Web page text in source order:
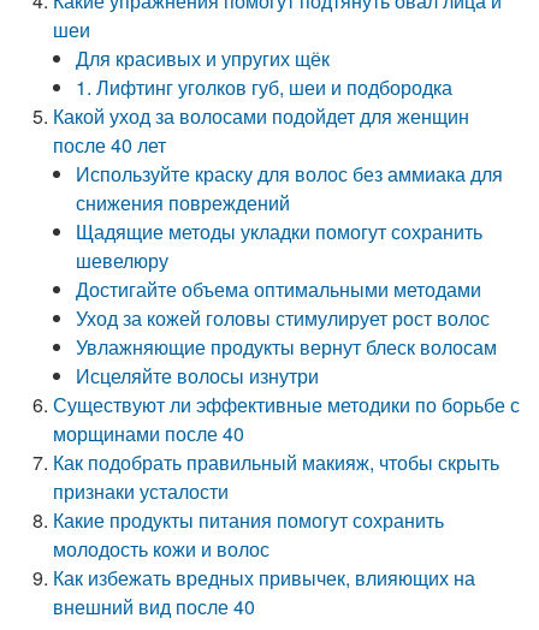
шеи
Для красивых и упругих щёк
1. Лифтинг уголков губ, шеи и подбородка
Какой уход за волосами подойдет для женщин
после 40 лет
Используйте краску для волос без аммиака для
снижения повреждений
Щадящие методы укладки помогут сохранить
шевелюру
Достигайте объема оптимальными методами
Уход за кожей головы стимулирует рост волос
Увлажняющие продукты вернут блеск волосам
Исцеляйте волосы изнутри
Существуют ли эффективные методики по борьбе с
морщинами после 40
Как подобрать правильный макияж, чтобы скрыть
признаки усталости
Какие продукты питания помогут сохранить
молодость кожи и волос
Как избежать вредных привычек, влияющих на
внешний вид после 40